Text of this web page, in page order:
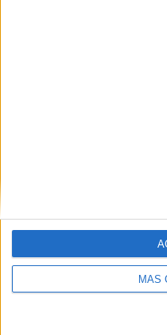
MÁS
Suscribir